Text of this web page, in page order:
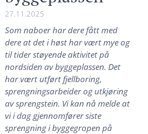
27.11.2025
Som naboer har dere fått med
dere at det i høst har vært mye og
til tider støyende aktivitet på
nordsiden av byggeplassen. Det
har vært utført fjellboring,
sprengningsarbeider og utkjøring
av sprengstein. Vi kan nå melde at
vi i dag gjennomfører siste
sprengning i byggegropen på